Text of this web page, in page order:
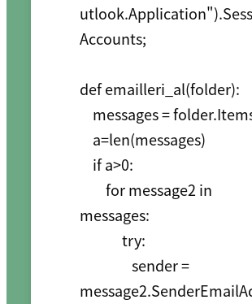
Accounts;
def emailleri_al(folder):
messages =
    a=len(messages)
    if a>0:
        for message2 in
messages:
             try:
                sender =